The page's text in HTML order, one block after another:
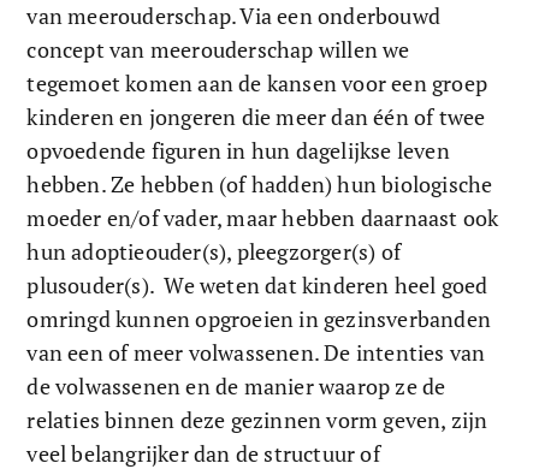
van meerouderschap. Via een onderbouwd
concept van meerouderschap willen we
tegemoet komen aan de kansen voor een groep
kinderen en jongeren die meer dan één of twee
opvoedende figuren in hun dagelijkse leven
hebben. Ze hebben (of hadden) hun biologische
moeder en/of vader, maar hebben daarnaast ook
hun adoptieouder(s), pleegzorger(s) of
plusouder(s).  We weten dat kinderen heel goed
omringd kunnen opgroeien in gezinsverbanden
van een of meer volwassenen. De intenties van
de volwassenen en de manier waarop ze de
relaties binnen deze gezinnen vorm geven, zijn
veel belangrijker dan de structuur of